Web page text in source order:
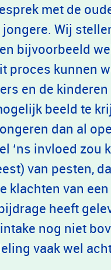
met de
Wij
bijvoorbeeld
proces kunnen
en de
beeld te
dan al
‘ns invloed zou
van pesten,
klachten van
heeft
nog niet
vaak wel